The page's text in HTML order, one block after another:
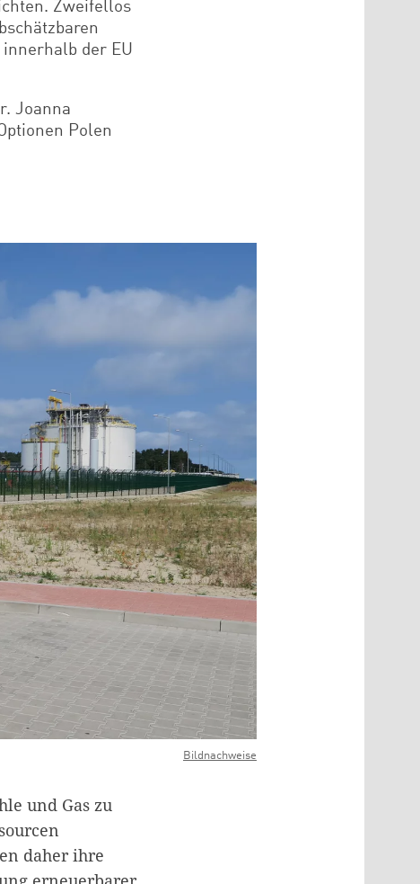
Zweifellos
der EU
Joanna
Polen
Bildnachweise
und Gas zu
daher ihre